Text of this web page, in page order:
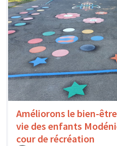
Améliorons le bien-
vie des enfants
cour de récréation